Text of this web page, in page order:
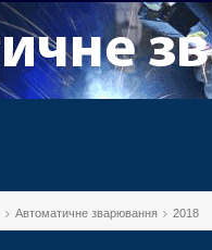
Автоматичне зварювання 2018